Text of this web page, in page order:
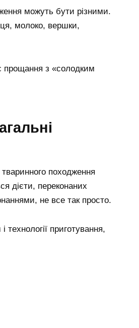
можуть бути різними.
молоко, вершки,
прощання з «солодким
тваринного походження
дієти, переконаних
не все так просто.
технології приготування,